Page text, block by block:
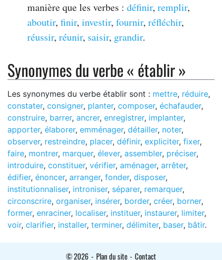
manière que les verbes : définir, remplir,
aboutir, finir, investir, fournir, réfléchir,
réussir, réunir, saisir, grandir.
Synonymes du verbe « établir »
Les synonymes du verbe établir sont : mettre, réduire,
constater, consigner, planter, composer, échafauder,
construire, barrer, ancrer, enregistrer, implanter,
apporter, élaborer, emménager, détailler, noter,
observer, restreindre, placer, définir, expliciter, fixer,
faire, montrer, marquer, élever, assembler, préciser,
introduire, constituer, vérifier, aménager, arrêter,
édifier, énoncer, arranger, fonder, disposer,
institutionnaliser, introniser, séparer, remarquer,
circonscrire, organiser, insérer, border, créer, borner,
former, enraciner, localiser, instituer, instaurer, limiter,
voir, clarifier, installer, terminer, délimiter, baser, bâtir.
© 2026 - Plan du site - Contact